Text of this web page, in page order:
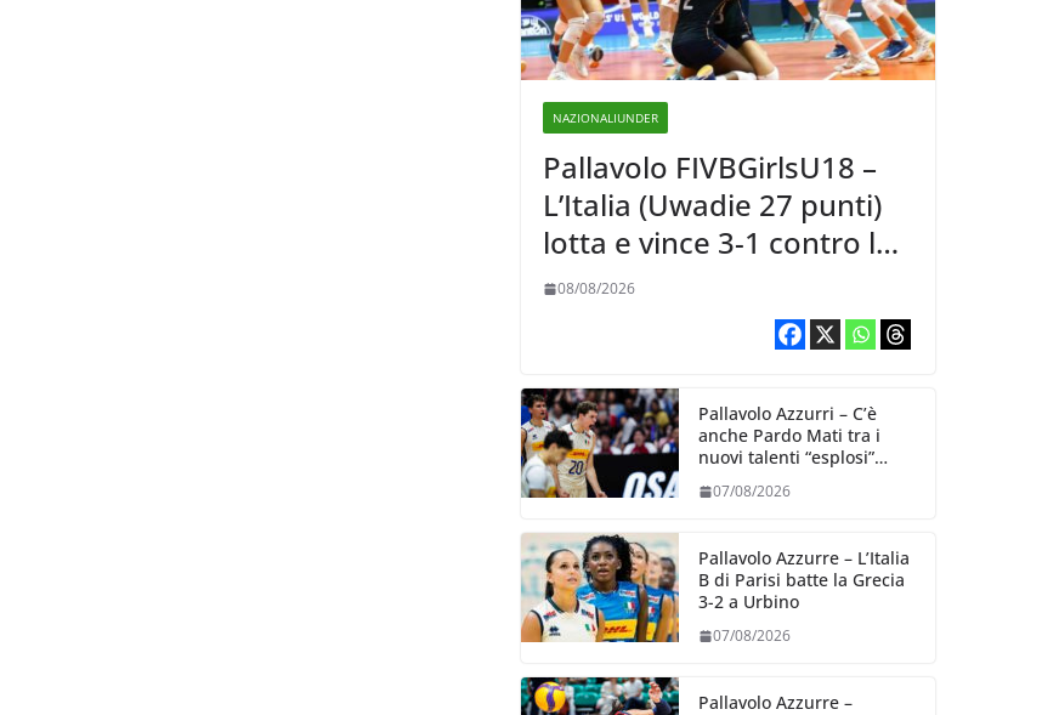
NAZIONALIUNDER
Pallavolo FIVBGirlsU18 –
L’Italia (Uwadie 27 punti)
lotta e vince 3-1 contro la
Repubblica Dominicana
08/08/2026
Pallavolo Azzurri – C’è
anche Pardo Mati tra i
nuovi talenti “esplosi”
Volleyball World
07/08/2026
Pallavolo Azzurre – L’Italia
B di Parisi batte la Grecia
3-2 a Urbino
07/08/2026
Pallavolo Azzurre –